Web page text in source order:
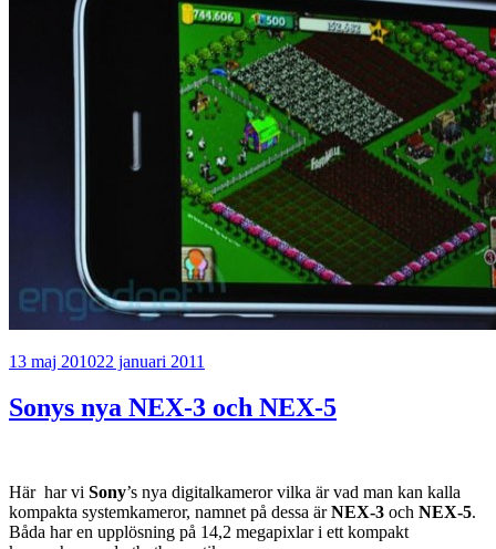
Publicerat
13 maj 201022 januari 2011
Sonys nya NEX-3 och NEX-5
Här har vi Sony’s nya digitalkameror vilka är vad man kan kalla
kompakta systemkameror, namnet på dessa ärNEX-3 och NEX-5.
Båda har en upplösning på 14,2 megapixlar i ett kompakt